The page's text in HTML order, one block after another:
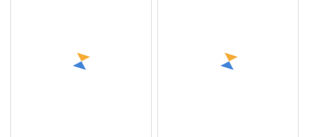
Nahrungsergänzung,